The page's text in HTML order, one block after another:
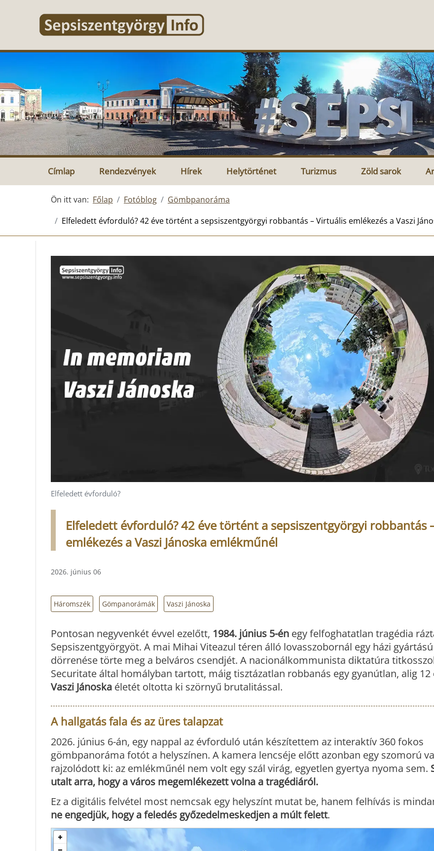
Címlap Rendezvények Hírek Helytörténet Turizmus Zöld sarok
Ön itt van: Főlap Fotóblog
Gömbpanoráma
Elfeledett évforduló? 42 éve történt a sepsiszentgyörgyi robbantás – Virtuális emlékezés a Vaszi
Elfeledett évforduló?
Elfeledett évforduló? 42 éve történt a sepsiszentgyörgyi robbantás
emlékezés a Vaszi Jánoska emlékműnél
2026. június 06
Háromszék Gömpanorámák Vaszi Jánoska
Pontosan negyvenkét évvel ezelőtt, 1984. június 5-én egy felfoghatatlan tragédia
Sepsiszentgyörgyöt. A mai Mihai Viteazul téren álló lovasszobornál egy házi
dörrenése törte meg a belváros csendjét. A nacionálkommunista diktatúra
Securitate által homályban tartott, máig tisztázatlan robbanás egy gyanútlan, alig 12
Vaszi Jánoska életét oltotta ki szörnyű brutalitással.
A hallgatás fala és az üres talapzat
2026. június 6-án, egy nappal az évforduló után készítettem az interaktív 360 fokos
gömbpanoráma fotót a helyszínen. A kamera lencséje előtt azonban egy szomorú
rajzolódott ki: az emlékműnél nem volt egy szál virág, egyetlen gyertya nyoma sem.
utalt arra, hogy a város megemlékezett volna a tragédiáról.
Ez a digitális felvétel most nemcsak egy helyszínt mutat be, hanem felhívás is
ne engedjük, hogy a feledés győzedelmeskedjen a múlt felett.